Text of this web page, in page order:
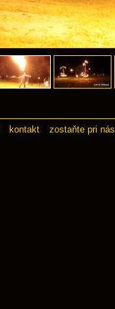
kontakt zostaňte pri nás